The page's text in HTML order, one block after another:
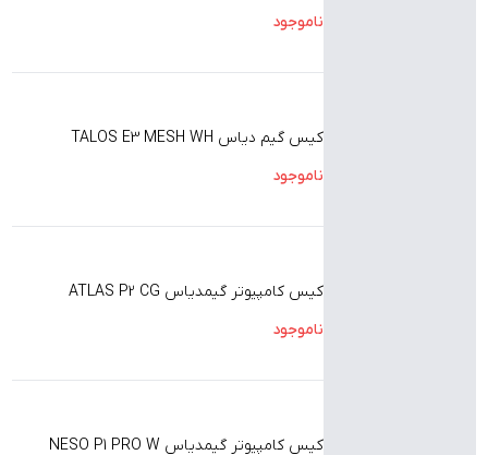
ناموجود
کیس گیم دیاس TALOS E3 MESH WH
ناموجود
کیس کامپیوتر گیمدیاس ATLAS P2 CG
ناموجود
کیس کامپیوتر گیمدیاس NESO P1 PRO W